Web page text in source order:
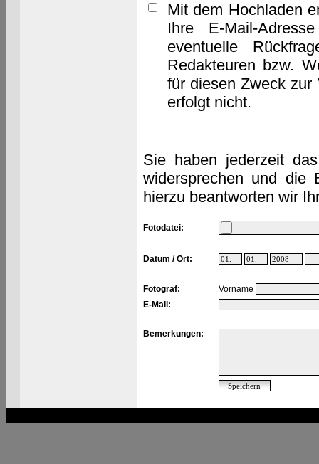
Mit dem Hochladen
Ihre E-Mail-
eventuelle
Redakteuren bzw.
für diesen Zweck zur
erfolgt nicht.
Sie haben jederzeit
widersprechen und die
hierzu beantworten wir
Fotodatei:
Datum / Ort:
Fotograf:
Vorname
E-Mail:
Bemerkungen: